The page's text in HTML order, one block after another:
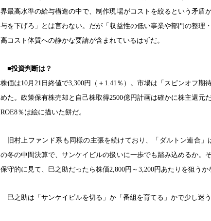
界最高水準の給与構造の中で、制作現場がコストを絞るという矛盾
与を下げろ」とは言わない。だが「収益性の低い事業や部門の整理
高コスト体質への静かな要請が含まれているはずだ。
■投資判断は？
株価は10月21日終値で3,300円（＋1.41％）。市場は「スピンオフ期
めた。政策保有株売却と自己株取得2500億円計画は確かに株主還元
ROE8％は絵に描いた餅だ。
旧村上ファンド系も同様の主張を続けており、「ダルトン連合
の冬の中間決算で、サンケイビルの扱いに一歩でも踏み込めるか。
保守的に見て、巳之助だったら株価2,800円～3,200円あたりを狙うか
巳之助は「サンケイビルを切る」か「番組を育てる」かで少し迷う